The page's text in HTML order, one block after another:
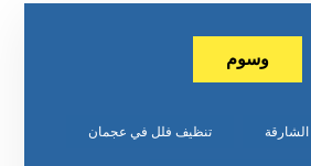
وسوم
تنظيف فلل في عجمان